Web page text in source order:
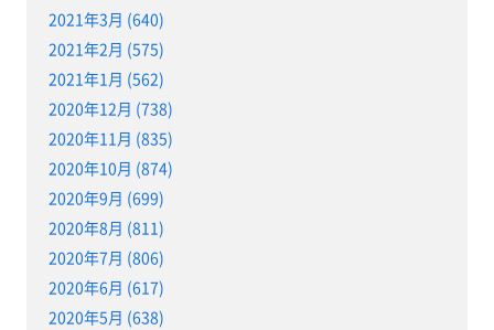
2021年3月 (640)
2021年2月 (575)
2021年1月 (562)
2020年12月 (738)
2020年11月 (835)
2020年10月 (874)
2020年9月 (699)
2020年8月 (811)
2020年7月 (806)
2020年6月 (617)
2020年5月 (638)